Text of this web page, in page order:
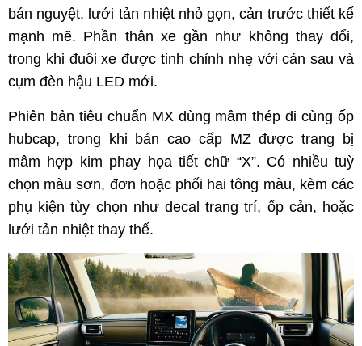
bán nguyệt, lưới tản nhiệt nhỏ gọn, cản trước thiết kế
mạnh mẽ. Phần thân xe gần như không thay đổi,
trong khi đuôi xe được tinh chỉnh nhẹ với cản sau và
cụm đèn hậu LED mới.
Phiên bản tiêu chuẩn MX dùng mâm thép đi cùng ốp
hubcap, trong khi bản cao cấp MZ được trang bị
mâm hợp kim phay họa tiết chữ “X”. Có nhiều tuỳ
chọn màu sơn, đơn hoặc phối hai tông màu, kèm các
phụ kiện tùy chọn như decal trang trí, ốp cản, hoặc
lưới tản nhiệt thay thế.